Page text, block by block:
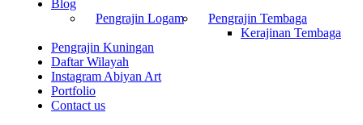
Blog
Pengrajin Logam
Pengrajin Tembaga
Kerajinan Tembaga
Pengrajin Kuningan
Daftar Wilayah
Instagram Abiyan Art
Portfolio
Contact us